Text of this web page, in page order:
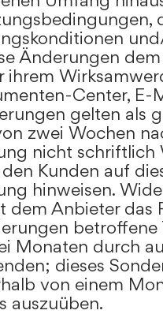
Änderungen
ihrem
Center, E-
gelten als
zwei Wochen
nicht schriftlich
Kunden auf
hinweisen.
dem Anbieter das
betroffene
Monaten durch
dieses
von einem
auszuüben.